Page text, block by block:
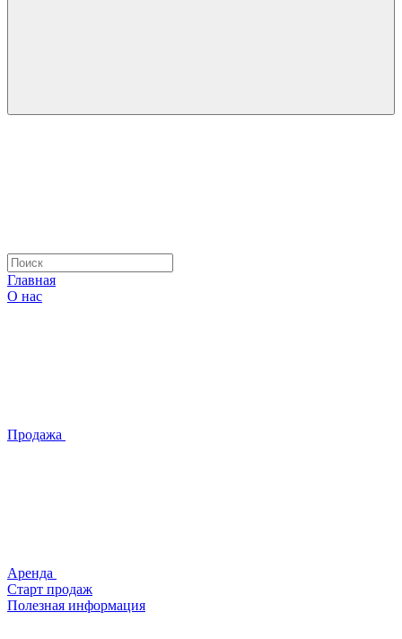
Главная
О нас
Продажа
Аренда
Старт продаж
Полезная информация